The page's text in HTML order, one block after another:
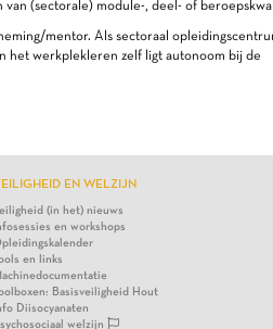
(sectorale) module-, deel- of
mentor. Als sectoraal
het werkplekleren zelf ligt autonoom bij de
EN WELZIJN
(in het) nieuws
en workshops
en links
Basisveiligheid Hout
Diisocyanaten
welzijn